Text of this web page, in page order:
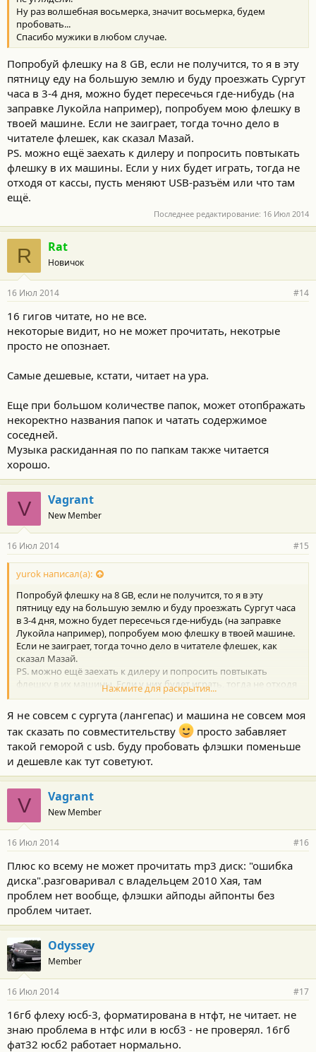
Ну раз волшебная восьмерка, значит восьмерка, будем
пробовать...
Спасибо мужики в любом случае.
Попробуй флешку на 8 GB, если не получится, то я в эту
пятницу еду на большую землю и буду проезжать Сургут
часа в 3-4 дня, можно будет пересечься где-нибудь (на
заправке Лукойла например), попробуем мою флешку в
твоей машине. Если не заиграет, тогда точно дело в
читателе флешек, как сказал Мазай.
PS. можно ещё заехать к дилеру и попросить повтыкать
флешку в их машины. Если у них будет играть, тогда не
отходя от кассы, пусть меняют USB-разъём или что там
ещё.
Последнее редактирование: 16 Июл 2014
R Rat
Новичок
16 Июл 2014 #14
16 гигов читате, но не все.
некоторые видит, но не может прочитать, некотрые
просто не опознает.
Самые дешевые, кстати, читает на ура.
Еще при большом количестве папок, может отопбражать
некоректно названия папок и чатать содержимое
соседней.
Музыка раскиданная по по папкам также читается
хорошо.
V Vagrant
New Member
16 Июл 2014 #15
yurok написал(а):
Попробуй флешку на 8 GB, если не получится, то я в эту
пятницу еду на большую землю и буду проезжать Сургут часа
в 3-4 дня, можно будет пересечься где-нибудь (на заправке
Лукойла например), попробуем мою флешку в твоей машине.
Если не заиграет, тогда точно дело в читателе флешек, как
сказал Мазай.
PS. можно ещё заехать к дилеру и попросить повтыкать
флешку в их машины. Если у них будет играть, тогда не отходя
от кассы, пусть меняют USB-разъём или что там ещё.
Нажмите для раскрытия...
Я не совсем с сургута (лангепас) и машина не совсем моя
так сказать по совместительству
просто забавляет
такой геморой с usb. буду пробовать флэшки поменьше
и дешевле как тут советуют.
V Vagrant
New Member
16 Июл 2014 #16
Плюс ко всему не может прочитать mp3 диск: "ошибка
диска".разговаривал с владельцем 2010 Хая, там
проблем нет вообще, флэшки айподы айпонты без
проблем читает.
Odyssey
Member
16 Июл 2014 #17
16гб флеху юсб-3, форматирована в нтфт, не читает. не
знаю проблема в нтфс или в юсб3 - не проверял. 16гб
фат32 юсб2 работает нормально.